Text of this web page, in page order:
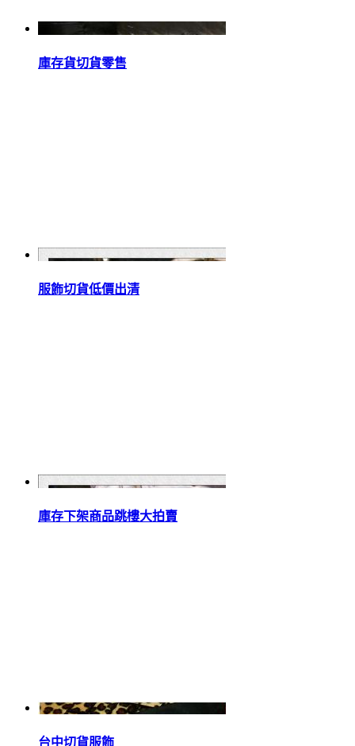
庫存貨切貨零售
服飾切貨低價出清
庫存下架商品跳樓大拍賣
台中切貨服飾